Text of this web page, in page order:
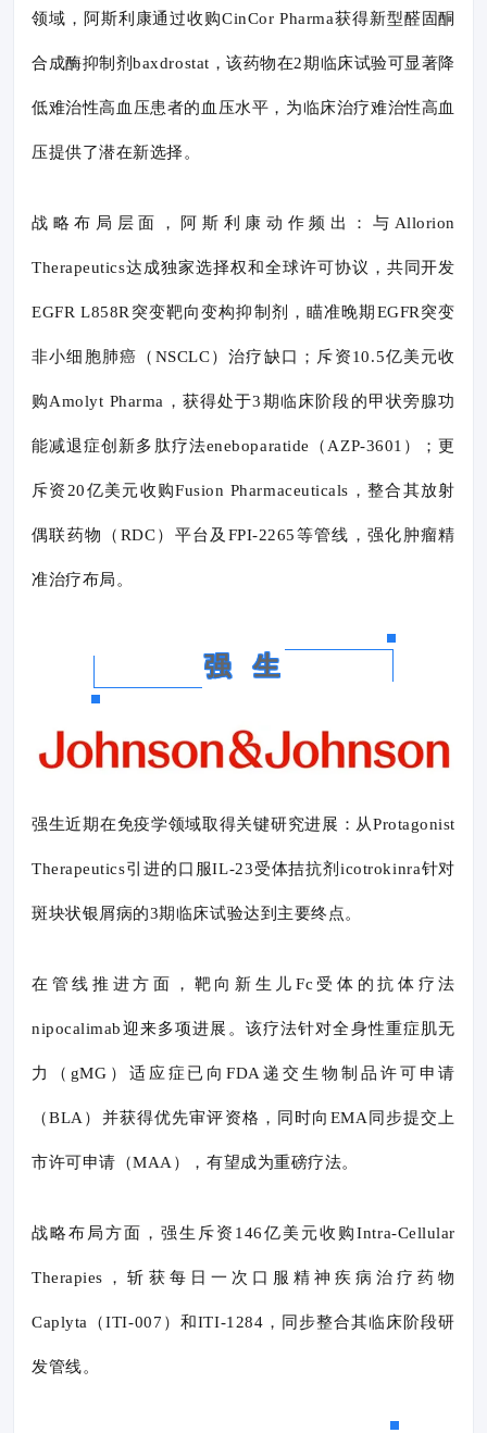
领域，阿斯利康通过收购CinCor Pharma获得新型醛固酮
合成酶抑制剂baxdrostat，该药物在2期临床试验可显著降
低难治性高血压患者的血压水平，为临床治疗难治性高血
压提供了潜在新选择。
战略布局层面，阿斯利康动作频出：与Allorion
Therapeutics达成独家选择权和全球许可协议，共同开发
EGFR L858R突变靶向变构抑制剂，瞄准晚期EGFR突变
非小细胞肺癌（NSCLC）治疗缺口；斥资10.5亿美元收
购Amolyt Pharma，获得处于3期临床阶段的甲状旁腺功
能减退症创新多肽疗法eneboparatide（AZP-3601）；更
斥资20亿美元收购Fusion Pharmaceuticals，整合其放射
偶联药物（RDC）平台及FPI-2265等管线，强化肿瘤精
准治疗布局。
强 生
强生近期在免疫学领域取得关键研究进展：从Protagonist
Therapeutics引进的口服IL-23受体拮抗剂icotrokinra针对
斑块状银屑病的3期临床试验达到主要终点。
在管线推进方面，靶向新生儿Fc受体的抗体疗法
nipocalimab迎来多项进展。该疗法针对全身性重症肌无
力（gMG）适应症已向FDA递交生物制品许可申请
（BLA）并获得优先审评资格，同时向EMA同步提交上
市许可申请（MAA），有望成为重磅疗法。
战略布局方面，强生斥资146亿美元收购Intra-Cellular
Therapies，斩获每日一次口服精神疾病治疗药物
Caplyta（ITI-007）和ITI-1284，同步整合其临床阶段研
发管线。